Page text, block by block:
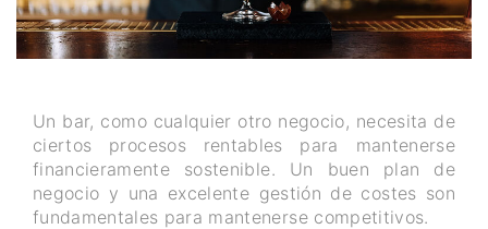
Un bar, como cualquier otro negocio, necesita de
ciertos procesos rentables para mantenerse
financieramente sostenible. Un buen plan de
negocio y una excelente gestión de costes son
fundamentales para mantenerse competitivos.